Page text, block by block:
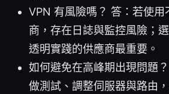
VPN 有風險嗎？ 答：若使用
商，存在日誌與監控風險；
透明實踐的供應商最重要。
如何避免在高峰期出現問題
做測試、調整伺服器與路由